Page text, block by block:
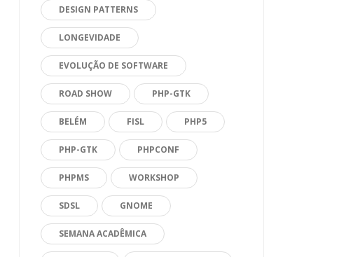
DESIGN PATTERNS
LONGEVIDADE
EVOLUÇÃO DE SOFTWARE
ROAD SHOW PHP-GTK
BELÉM FISL PHP5
PHP-GTK PHPCONF
PHPMS WORKSHOP
SDSL GNOME
SEMANA ACADÊMICA